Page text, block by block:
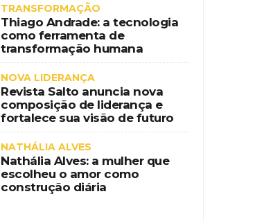
TRANSFORMAÇÃO
Thiago Andrade: a tecnologia
como ferramenta de
transformação humana
NOVA LIDERANÇA
Revista Salto anuncia nova
composição de liderança e
fortalece sua visão de futuro
NATHÁLIA ALVES
Nathália Alves: a mulher que
escolheu o amor como
construção diária